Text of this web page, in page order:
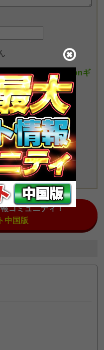
トを貯めるとamazonギ
ちら
稿可能
コミュニティ！
中国版